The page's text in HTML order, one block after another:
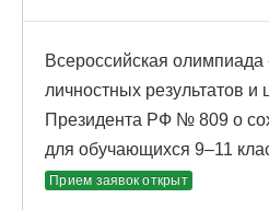
Всероссийская
личностных результатов
Президента РФ № 809 о
для обучающихся 9–11
Прием заявок открыт